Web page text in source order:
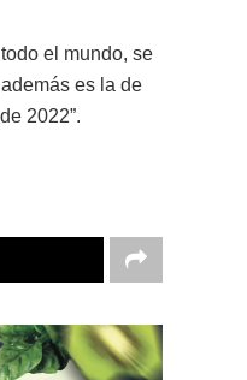
el mundo, se
es la de
2022”.